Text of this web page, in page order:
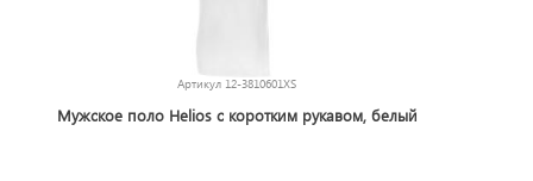
Артикул 12-3810601XS
Мужское поло Helios с коротким рукавом, белый